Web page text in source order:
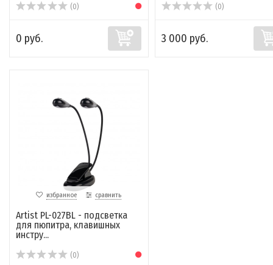
(0)
0 руб.
(0)
3 000 руб.
избранное сравнить
Artist PL-027BL - подсветка
для пюпитра, клавишных
инстру...
(0)